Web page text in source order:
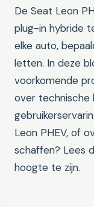
De Seat Leon
plug-in hybride
elke auto,
letten. In deze
voorkomende
over technische
Leon PHEV, of
schaffen? Lees
hoogte te zijn.